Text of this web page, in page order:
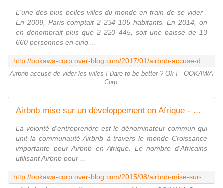
L'une des plus belles villes du monde en train de se vider .
En 2009, Paris comptait 2 234 105 habitants. En 2014, on
en dénombrait plus que 2 220 445, soit une baisse de 13
660 personnes en cinq ...
Airbnb accusé de vider les villes ! Dare to be better ? Ok ! - OOKAWA
Corp.
Airbnb mise sur un développement en Afrique - OOKAWA Corp.
La volonté d'entreprendre est le dénominateur commun qui
unit la communauté Airbnb à travers le monde Croissance
importante pour Airbnb en Afrique. Le nombre d'Africains
utilisant Airbnb pour ...